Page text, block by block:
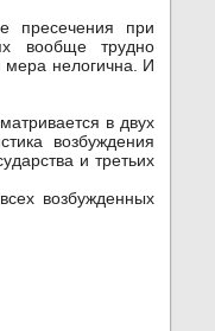
пресечения при
вообще трудно
мера нелогична. И
в двух
возбуждения
и третьих
возбужденных